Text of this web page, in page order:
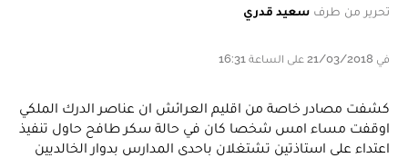
تحرير من طرف سعيد قدري
في 21/03/2018 على الساعة 16:31
كشفت مصادر خاصة من اقليم العرائش ان عناصر الدرك الملكي
اوقفت مساء امس شخصا كان في حالة سكر طافح حاول تنفيذ
اعتداء على استاذتين تشتغلان باحدى المدارس بدوار الخالديين